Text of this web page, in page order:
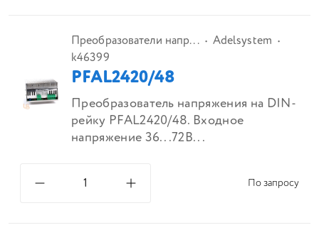
Преобразователи напр...
Adelsystem
k46399
PFAL2420/48
Преобразователь напряжения на DIN-
рейку PFAL2420/48. Входное
напряжение 36...72В...
По запросу